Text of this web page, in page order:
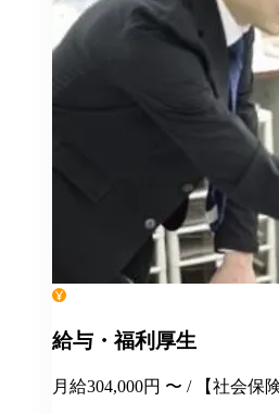
給与・福利厚生
月給304,000円 〜 / 【社会保険】 健康保険、厚生年金保